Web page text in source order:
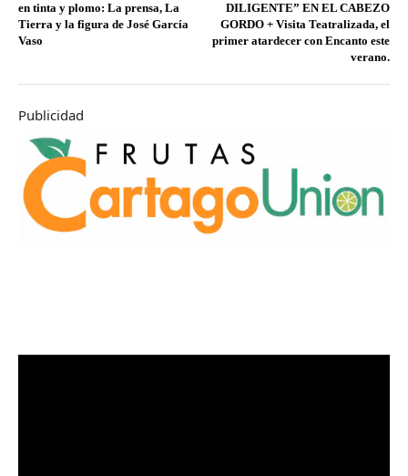
en tinta y plomo: La prensa, La
Tierra y la figura de José García
Vaso
DILIGENTE” EN EL CABEZO
GORDO + Visita Teatralizada, el
primer atardecer con Encanto este
verano.
Publicidad